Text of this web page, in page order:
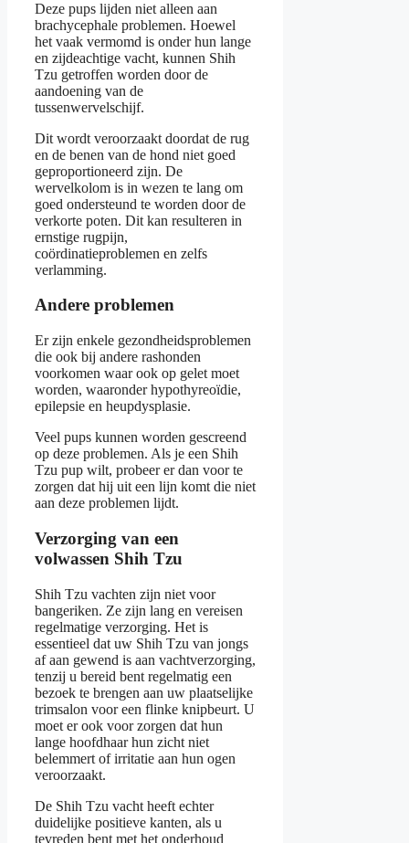
Deze pups lijden niet alleen aan
brachycephale problemen. Hoewel
het vaak vermomd is onder hun lange
en zijdeachtige vacht, kunnen Shih
Tzu getroffen worden door de
aandoening van de
tussenwervelschijf.
Dit wordt veroorzaakt doordat de rug
en de benen van de hond niet goed
geproportioneerd zijn. De
wervelkolom is in wezen te lang om
goed ondersteund te worden door de
verkorte poten. Dit kan resulteren in
ernstige rugpijn,
coördinatieproblemen en zelfs
verlamming.
Andere problemen
Er zijn enkele gezondheidsproblemen
die ook bij andere rashonden
voorkomen waar ook op gelet moet
worden, waaronder hypothyreoïdie,
epilepsie en heupdysplasie.
Veel pups kunnen worden gescreend
op deze problemen. Als je een Shih
Tzu pup wilt, probeer er dan voor te
zorgen dat hij uit een lijn komt die niet
aan deze problemen lijdt.
Verzorging van een
volwassen Shih Tzu
Shih Tzu vachten zijn niet voor
bangeriken. Ze zijn lang en vereisen
regelmatige verzorging. Het is
essentieel dat uw Shih Tzu van jongs
af aan gewend is aan vachtverzorging,
tenzij u bereid bent regelmatig een
bezoek te brengen aan uw plaatselijke
trimsalon voor een flinke knipbeurt. U
moet er ook voor zorgen dat hun
lange hoofdhaar hun zicht niet
belemmert of irritatie aan hun ogen
veroorzaakt.
De Shih Tzu vacht heeft echter
duidelijke positieve kanten, als u
tevreden bent met het onderhoud